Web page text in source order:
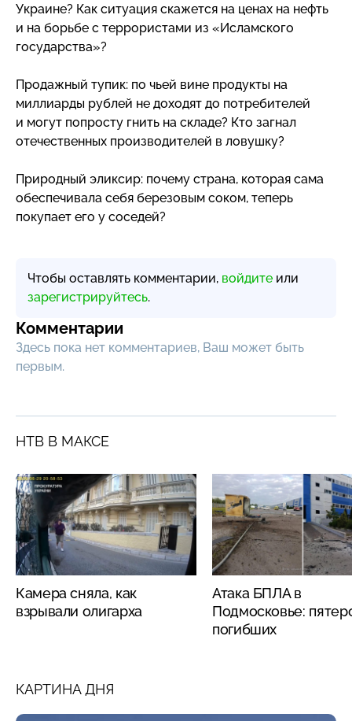
Украине? Как ситуация скажется на ценах на нефть
и на борьбе с террористами из «Исламского
государства»?
Продажный тупик: по чьей вине продукты на
миллиарды рублей не доходят до потребителей
и могут попросту гнить на складе? Кто загнал
отечественных производителей в ловушку?
Природный эликсир: почему страна, которая сама
обеспечивала себя березовым соком, теперь
покупает его у соседей?
Чтобы оставлять комментарии, войдите или
зарегистрируйтесь.
Комментарии
Здесь пока нет комментариев, Ваш может быть
первым.
НТВ В МАКСЕ
Камера сняла, как
взрывали олигарха
Атака БПЛА в
Подмосковье:
погибших
КАРТИНА ДНЯ